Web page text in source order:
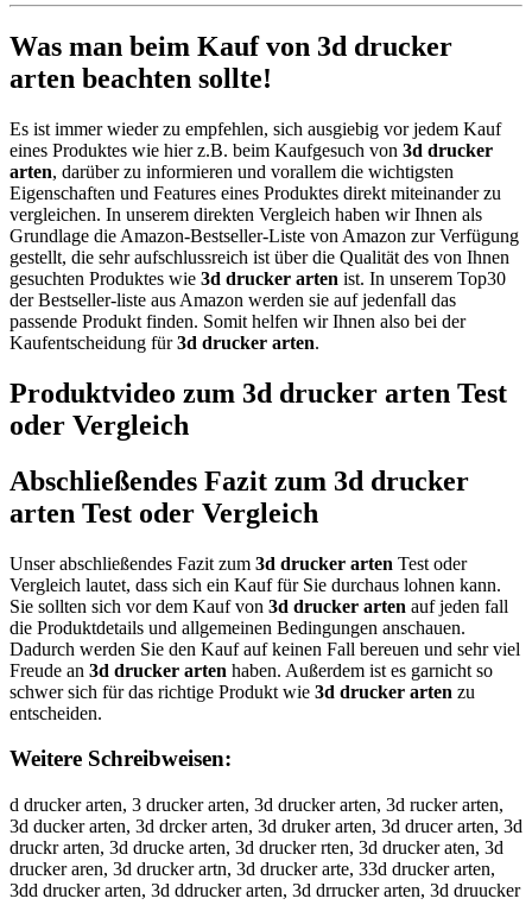
Was man beim Kauf von 3d drucker
arten beachten sollte!
Es ist immer wieder zu empfehlen, sich ausgiebig vor jedem Kauf
eines Produktes wie hier z.B. beim Kaufgesuch von 3d drucker
arten, darüber zu informieren und vorallem die wichtigsten
Eigenschaften und Features eines Produktes direkt miteinander zu
vergleichen. In unserem direkten Vergleich haben wir Ihnen als
Grundlage die Amazon-Bestseller-Liste von Amazon zur Verfügung
gestellt, die sehr aufschlussreich ist über die Qualität des von Ihnen
gesuchten Produktes wie 3d drucker arten ist. In unserem Top30
der Bestseller-liste aus Amazon werden sie auf jedenfall das
passende Produkt finden. Somit helfen wir Ihnen also bei der
Kaufentscheidung für3d drucker arten.
Produktvideo zum 3d drucker arten Test
oder Vergleich
Abschließendes Fazit zum 3d drucker
arten Test oder Vergleich
Unser abschließendes Fazit zum 3d drucker arten Test oder
Vergleich lautet, dass sich ein Kauf für Sie durchaus lohnen kann.
Sie sollten sich vor dem Kauf von 3d drucker arten auf jeden fall
die Produktdetails und allgemeinen Bedingungen anschauen.
Dadurch werden Sie den Kauf auf keinen Fall bereuen und sehr viel
Freude an 3d drucker arten haben. Außerdem ist es garnicht so
schwer sich für das richtige Produkt wie 3d drucker arten zu
entscheiden.
Weitere Schreibweisen:
d drucker arten, 3 drucker arten, 3d drucker arten, 3d rucker arten,
3d ducker arten, 3d drcker arten, 3d druker arten, 3d drucer arten, 3d
druckr arten, 3d drucke arten, 3d drucker rten, 3d drucker aten, 3d
drucker aren, 3d drucker artn, 3d drucker arte, 33d drucker arten,
3dd drucker arten, 3d ddrucker arten, 3d drrucker arten, 3d druucker